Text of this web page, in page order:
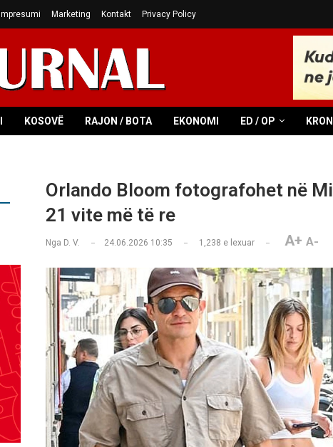
Impresumi Marketing Kontakt Privacy Policy
KOSOVË RAJON / BOTA EKONOMI ED / OP
Orlando Bloom fotografohet në
21 vite më të re
Nga D. V. 24.06.2026 10:35 1,238 e lexuar A+ A-